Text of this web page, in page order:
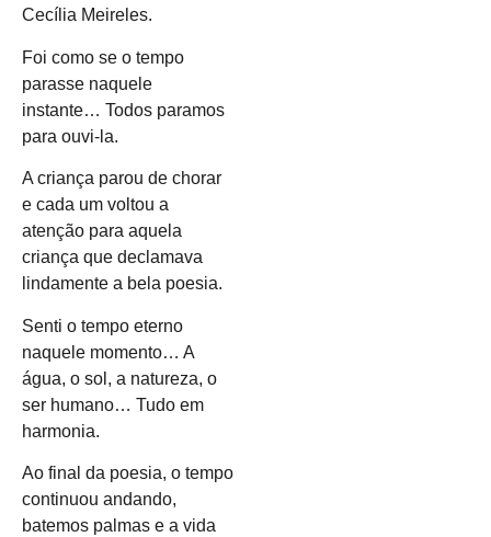
Cecília Meireles.
Foi como se o tempo
parasse naquele
instante… Todos paramos
para ouvi-la.
A criança parou de chorar
e cada um voltou a
atenção para aquela
criança que declamava
lindamente a bela poesia.
Senti o tempo eterno
naquele momento… A
água, o sol, a natureza, o
ser humano… Tudo em
harmonia.
Ao final da poesia, o tempo
continuou andando,
batemos palmas e a vida